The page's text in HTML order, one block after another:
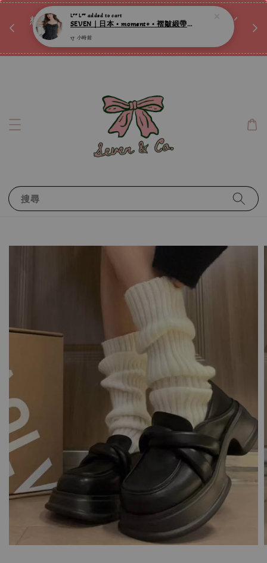
想訂製屬於自己的『水晶手鍊』嗎ꕀ♡ 私訊我們.ᐟ.ᐟ
📣Instagram 這邊按下去
搜尋